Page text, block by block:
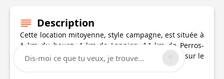
Description
Cette location mitoyenne, style campagne, est située à
1 km du bourg, 4 km de Lannion, 14 km de Perros-
Guirec, à 5 mn de la mer. Elle offre une jolie vue sur le
Léguer et se situe sur le GR34.
Dis-moi ce que tu veux, je trouve...